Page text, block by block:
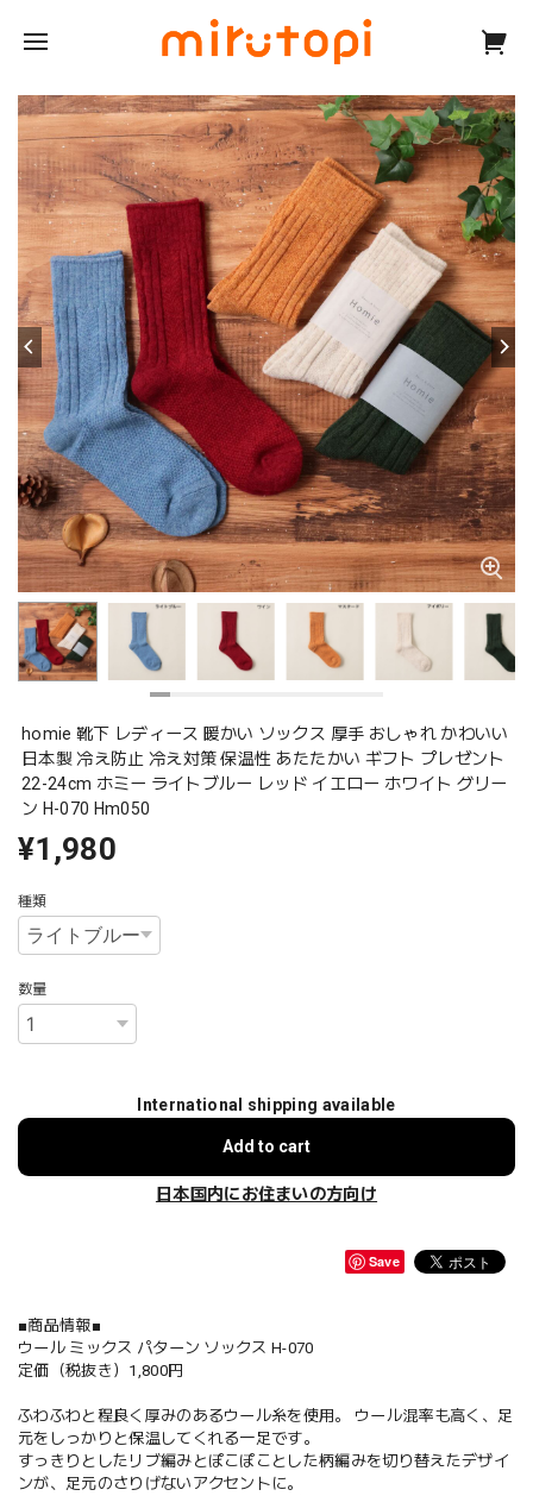
homie 靴下 レディース 暖かい ソックス 厚手 おしゃれ かわいい
日本製 冷え防止 冷え対策 保温性 あたたかい ギフト プレゼント
22-24cm ホミー ライトブルー レッド イエロー ホワイト グリー
ン H-070 Hm050
¥1,980
種類
数量
International shipping available
Add to cart
日本国内にお住まいの方向け
Save
■商品情報■
ウール ミックス パターン ソックス H-070
定価（税抜き）1,800円
ふわふわと程良く厚みのあるウール糸を使用。 ウール混率も高く、足
元をしっかりと保温してくれる一足です。
すっきりとしたリブ編みとぽこぽことした柄編みを切り替えたデザイ
ンが、足元のさりげないアクセントに。